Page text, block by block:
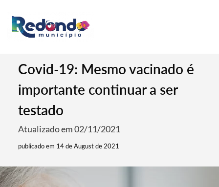
Covid-19: Mesmo vacinado é
importante continuar a ser
testado
Atualizado em 02/11/2021
publicado em 14 de August de 2021